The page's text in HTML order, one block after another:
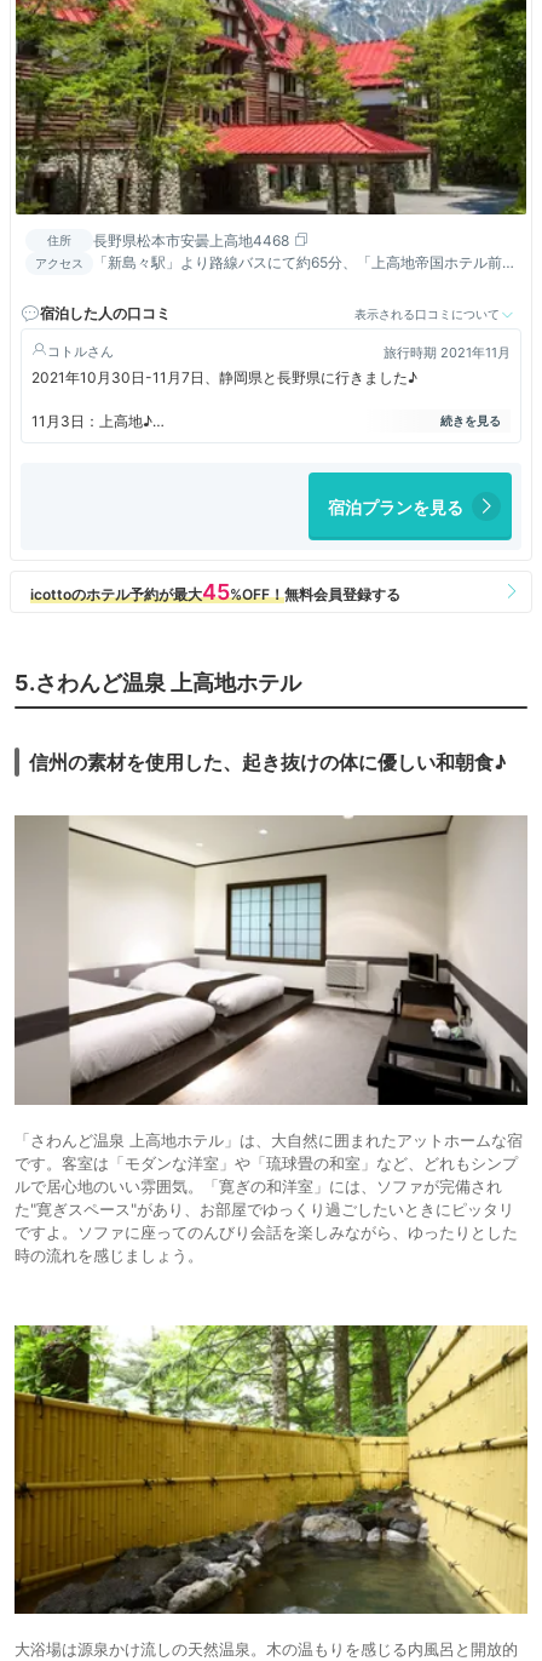
住所 長野県松本市安曇上高地4468
アクセス
「新島々駅」より路線バスにて約65分、「上高地帝国ホテル前」
渡駐車場」より路線バスまたはタクシーで約30分／中部縦貫自
動車道「高山IC」より車で約60分、「あかんだな駐車場(平湯)」
より路線バスまたはタクシーにて約30分
宿泊した人の口コミ 表示される口コミについて
コトル 旅行時期 2021年11月
2021年10月30日-11月7日、静岡県と長野県に行きました♪
11月3日：上高地♪
上高地帝国ホテルのデラックスルーム。
帝国ホテルまらではの確かな料理は本当に美味しい。
温かいコーヒーを飲みながら、
黄昏の穂高連峰を眺めて。
今日は鉄板焼き。
鉄板焼きは海鮮フルコース。
目の前に華麗に焼き上げていく。
さらに、フランス料理のような調理に。
海鮮尽くしのフランス料理と考えればよく、
最後の〆はガーリックライス。
11月5日：上高地♪
上高地帝国ホテルのデラックスルーム。
まったりと過ごしたら、
お待ちかねのディナータイム♪
3泊目の夕食は懐石料理♪
やっぱり、和食は恋しくなる。
全体に軽やかで、本当に美味しい。
箸休めのおそば、
〆は松茸ご飯。
本当に美味しかった。
このようにフランス料理、鉄板焼き、懐石料理と変化が富み、いい流れで
した。
ラウンジカフェもケーキやパフェ、アフターヌーンティーなどが充実。
のんびりと長期間滞在出来る魅力はこのような充実した食事ではないでし
ょうか。
宿泊プランを見る
5.さわんど温泉 上高地ホテル
信州の素材を使用した、起き抜けの体に優しい和朝食♪
「さわんど温泉 上高地ホテル」は、大自然に囲まれたアットホームな宿
です。客室は「モダンな洋室」や「琉球畳の和室」など、どれもシンプ
ルで居心地のいい雰囲気。「寛ぎの和洋室」には、ソファが完備され
た"寛ぎスペース"があり、お部屋でゆっくり過ごしたいときにピッタリ
ですよ。ソファに座ってのんびり会話を楽しみながら、ゆったりとした
時の流れを感じましょう。
大浴場は源泉かけ流しの天然温泉。木の温もりを感じる内風呂と開放的